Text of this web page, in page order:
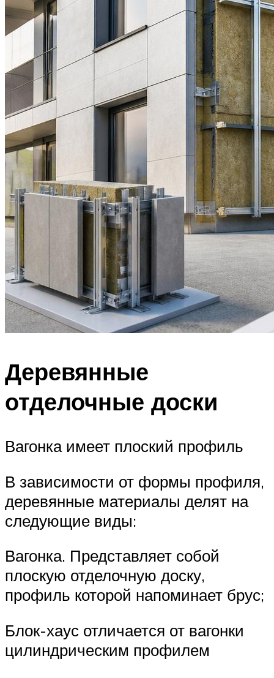
Деревянные
отделочные доски
Вагонка имеет плоский профиль
В зависимости от формы профиля,
деревянные материалы делят на
следующие виды:
Вагонка. Представляет собой
плоскую отделочную доску,
профиль которой напоминает брус;
Блок-хаус отличается от вагонки
цилиндрическим профилем